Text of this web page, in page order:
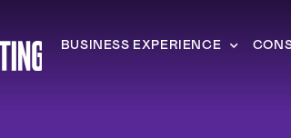
BUSINESS EXPERIENCE